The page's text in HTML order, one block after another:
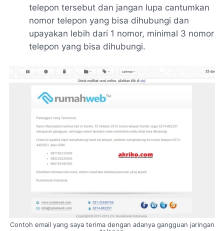
telepon tersebut dan jangan lupa cantumkan
nomor telepon yang bisa dihubungi dan
upayakan lebih dari 1 nomor, minimal 3 nomor
telepon yang bisa dihubungi.
Contoh email yang saya terima dengan adanya gangguan jaringan